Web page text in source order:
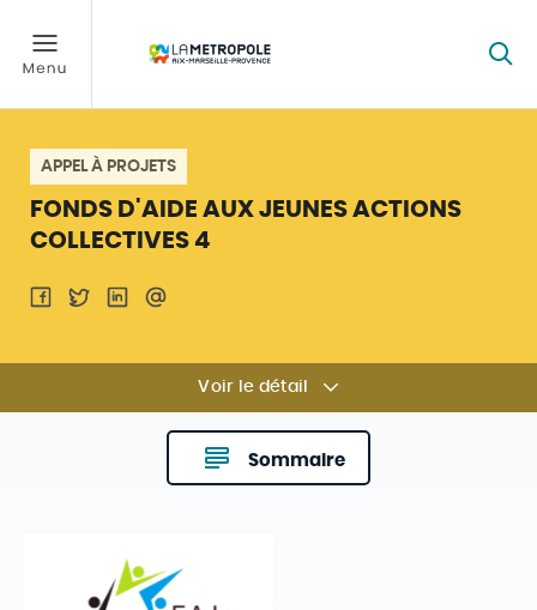
APPEL À PROJETS
FONDS D'AIDE AUX JEUNES ACTIONS
COLLECTIVES 4
Voir le détail
Sommaire